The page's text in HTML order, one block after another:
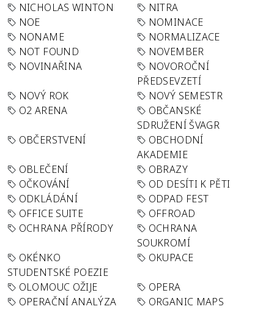
NICHOLAS WINTON
NITRA
NOE
NOMINACE
NONAME
NORMALIZACE
NOT FOUND
NOVEMBER
NOVINAŘINA
NOVOROČNÍ
PŘEDSEVZETÍ
NOVÝ ROK
NOVÝ SEMESTR
O2 ARENA
OBČANSKÉ
SDRUŽENÍ ŠVAGR
OBČERSTVENÍ
OBCHODNÍ
AKADEMIE
OBLEČENÍ
OBRAZY
OČKOVÁNÍ
OD DESÍTI K PĚTI
ODKLÁDÁNÍ
ODPAD FEST
OFFICE SUITE
OFFROAD
OCHRANA PŘÍRODY
OCHRANA
SOUKROMÍ
OKÉNKO
STUDENTSKÉ POEZIE
OKUPACE
OLOMOUC OŽIJE
OPERA
OPERAČNÍ ANALÝZA
ORGANIC MAPS